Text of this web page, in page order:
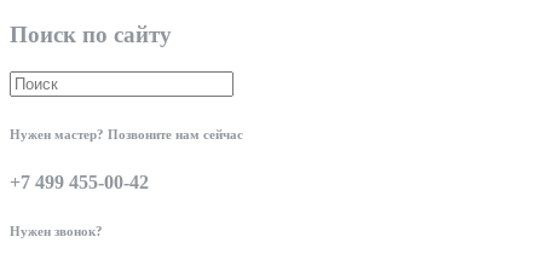
Поиск по сайту
Нужен мастер? Позвоните нам сейчас
+7 499 455-00-42
Нужен звонок?